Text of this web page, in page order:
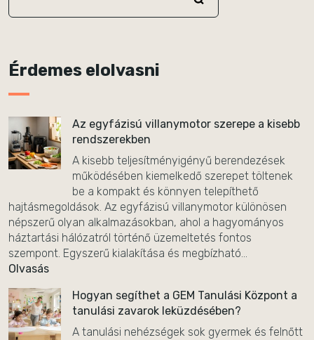
Érdemes elolvasni
Az egyfázisú villanymotor szerepe a kisebb
rendszerekben
A kisebb teljesítményigényű berendezések
működésében kiemelkedő szerepet töltenek
be a kompakt és könnyen telepíthető
hajtásmegoldások. Az egyfázisú villanymotor különösen
népszerű olyan alkalmazásokban, ahol a hagyományos
háztartási hálózatról történő üzemeltetés fontos
szempont. Egyszerű kialakítása és megbízható...
Olvasás
Hogyan segíthet a GEM Tanulási Központ a
tanulási zavarok leküzdésében?
A tanulási nehézségek sok gyermek és felnőtt